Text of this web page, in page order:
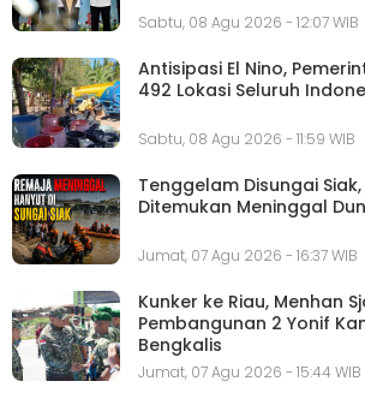
Sabtu, 08 Agu 2026 - 12:07 WIB
Antisipasi El Nino,
492 Lokasi Seluruh
Sabtu, 08 Agu 2026 - 11:59 WIB
Tenggelam Disungai
Ditemukan Meninggal
Jumat, 07 Agu 2026 - 16:37 WIB
Kunker ke Riau, Menhan
Pembangunan 2 Yonif
Bengkalis
Jumat, 07 Agu 2026 - 15:44 WIB